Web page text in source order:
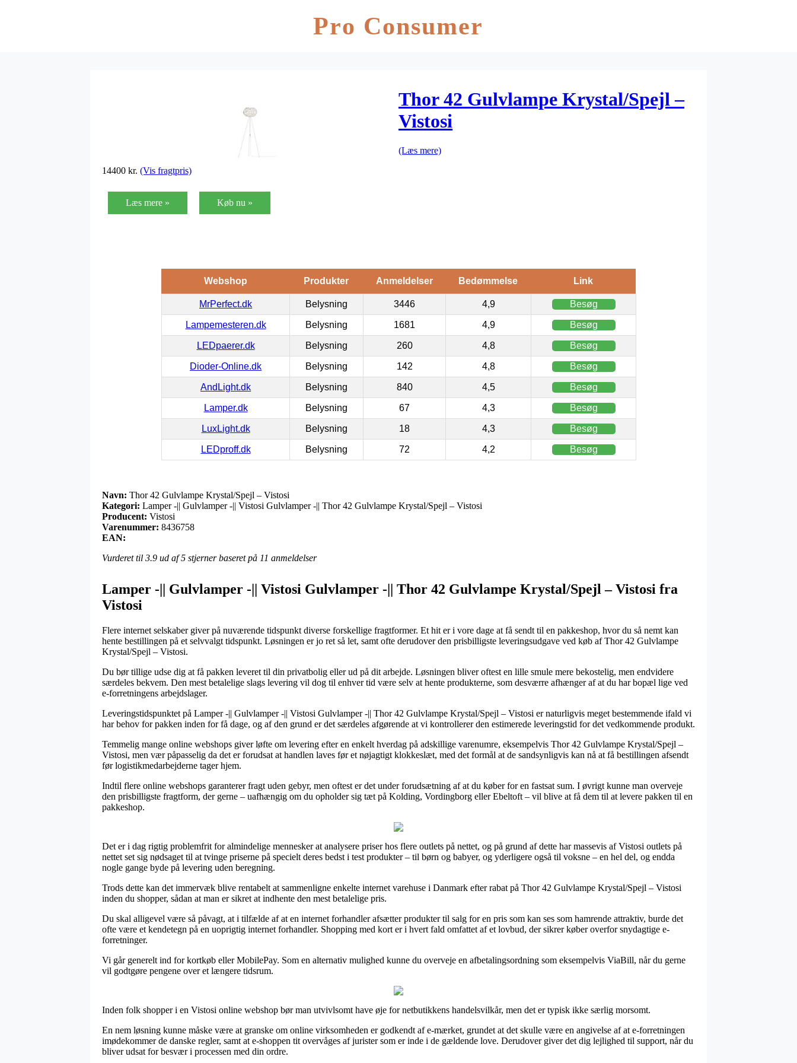
Pro Consumer
Thor 42 Gulvlampe Krystal/Spejl –
Vistosi
(Læs mere)
14400 kr. (Vis fragtpris)
Læs mere » Køb nu »
Webshop Produkter Anmeldelser Bedømmelse Link
MrPerfect.dk Belysning 3446 4,9 Besøg
Lampemesteren.dk Belysning 1681 4,9 Besøg
LEDpaerer.dk Belysning 260 4,8 Besøg
Dioder-Online.dk Belysning 142 4,8 Besøg
AndLight.dk Belysning 840 4,5 Besøg
Lamper.dk Belysning 67 4,3 Besøg
LuxLight.dk Belysning 18 4,3 Besøg
LEDproff.dk Belysning 72 4,2 Besøg
Navn: Thor 42 Gulvlampe Krystal/Spejl – Vistosi
Kategori: Lamper -|| Gulvlamper -|| Vistosi Gulvlamper -|| Thor 42 Gulvlampe Krystal/Spejl – Vistosi
Producent: Vistosi
Varenummer: 8436758
EAN:
Vurderet til 3.9 ud af 5 stjerner baseret på 11 anmeldelser
Lamper -|| Gulvlamper -|| Vistosi Gulvlamper -|| Thor 42 Gulvlampe Krystal/Spejl – Vistosi fra
Vistosi
Flere internet selskaber giver på nuværende tidspunkt diverse forskellige fragtformer. Et hit er i vore dage at få sendt til en pakkeshop, hvor du så nemt kan
hente bestillingen på et selvvalgt tidspunkt. Løsningen er jo ret så let, samt ofte derudover den prisbilligste leveringsudgave ved køb af Thor 42 Gulvlampe
Krystal/Spejl – Vistosi.
Du bør tillige udse dig at få pakken leveret til din privatbolig eller ud på dit arbejde. Løsningen bliver oftest en lille smule mere bekostelig, men endvidere
særdeles bekvem. Den mest betalelige slags levering vil dog til enhver tid være selv at hente produkterne, som desværre afhænger af at du har bopæl lige ved
e-forretningens arbejdslager.
Leveringstidspunktet på Lamper -|| Gulvlamper -|| Vistosi Gulvlamper -|| Thor 42 Gulvlampe Krystal/Spejl – Vistosi er naturligvis meget bestemmende ifald vi
har behov for pakken inden for få dage, og af den grund er det særdeles afgørende at vi kontrollerer den estimerede leveringstid for det vedkommende produkt.
Temmelig mange online webshops giver løfte om levering efter en enkelt hverdag på adskillige varenumre, eksempelvis Thor 42 Gulvlampe Krystal/Spejl –
Vistosi, men vær påpasselig da det er forudsat at handlen laves før et nøjagtigt klokkeslæt, med det formål at de sandsynligvis kan nå at få bestillingen afsendt
før logistikmedarbejderne tager hjem.
Indtil flere online webshops garanterer fragt uden gebyr, men oftest er det under forudsætning af at du køber for en fastsat sum. I øvrigt kunne man overveje
den prisbilligste fragtform, der gerne – uafhængig om du opholder sig tæt på Kolding, Vordingborg eller Ebeltoft – vil blive at få dem til at levere pakken til en
pakkeshop.
Det er i dag rigtig problemfrit for almindelige mennesker at analysere priser hos flere outlets på nettet, og på grund af dette har massevis af Vistosi outlets på
nettet set sig nødsaget til at tvinge priserne på specielt deres bedst i test produkter – til børn og babyer, og yderligere også til voksne – en hel del, og endda
nogle gange byde på levering uden beregning.
Trods dette kan det immervæk blive rentabelt at sammenligne enkelte internet varehuse i Danmark efter rabat på Thor 42 Gulvlampe Krystal/Spejl – Vistosi
inden du shopper, sådan at man er sikret at indhente den mest betalelige pris.
Du skal alligevel være så påvagt, at i tilfælde af at en internet forhandler afsætter produkter til salg for en pris som kan ses som hamrende attraktiv, burde det
ofte være et kendetegn på en uoprigtig internet forhandler. Shopping med kort er i hvert fald omfattet af et lovbud, der sikrer køber overfor snydagtige e-
forretninger.
Vi går generelt ind for kortkøb eller MobilePay. Som en alternativ mulighed kunne du overveje en afbetalingsordning som eksempelvis ViaBill, når du gerne
vil godtgøre pengene over et længere tidsrum.
Inden folk shopper i en Vistosi online webshop bør man utvivlsomt have øje for netbutikkens handelsvilkår, men det er typisk ikke særlig morsomt.
En nem løsning kunne måske være at granske om online virksomheden er godkendt af e-mærket, grundet at det skulle være en angivelse af at e-forretningen
imødekommer de danske regler, samt at e-shoppen tit overvåges af jurister som er inde i de gældende love. Derudover giver det dig lejlighed til support, når du
bliver udsat for besvær i processen med din ordre.